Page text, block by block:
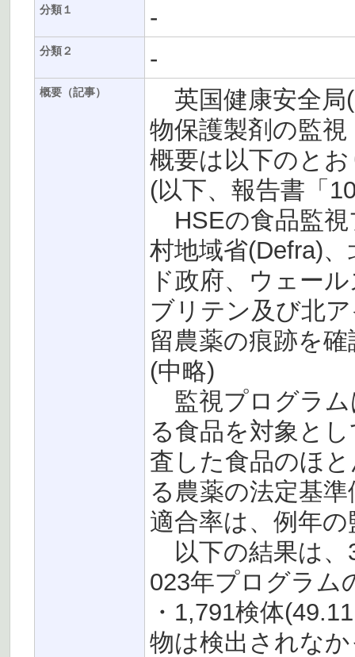
分類１ -
分類２ -
概要（記事）
英国健康安全局
物保護製剤の監
概要は以下のと
(以下、報告書「
HSEの食品監視
村地域省(Defra)
ド政府、ウェー
ブリテン及び北
留農薬の痕跡を
(中略)
監視プログラム
る食品を対象と
査した食品のほ
る農薬の法定基
適合率は、例年
以下の結果は、
023年プログラム
・1,791検体
物は検出されな